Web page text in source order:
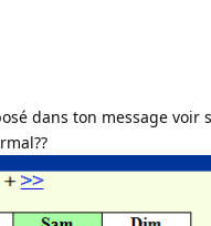
dans ton message voir